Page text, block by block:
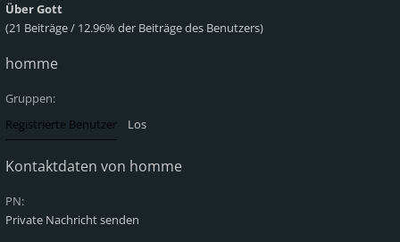
Über Gott
(21 Beiträge / 12.96% der Beiträge des Benutzers)
homme
Gruppen:
Kontaktdaten von homme
PN:
Private Nachricht senden